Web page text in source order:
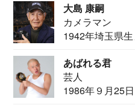
大島 康嗣
カメラマン
1942年埼玉県
あばれる君
芸人
1986年９月25